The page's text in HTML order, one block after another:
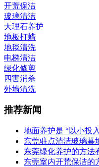
开荒保洁
玻璃清洁
大理石养护
地板打蜡
地毯清洗
电梯清洁
绿化修剪
四害消杀
外墙清洗
推荐新闻
地面养护是 “以小投
东莞驻点清洁玻璃幕
东莞绿化养护的方法
东莞室内开荒保洁的